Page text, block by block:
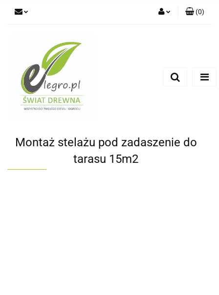
(0)
Montaż stelażu pod zadaszenie do
tarasu 15m2